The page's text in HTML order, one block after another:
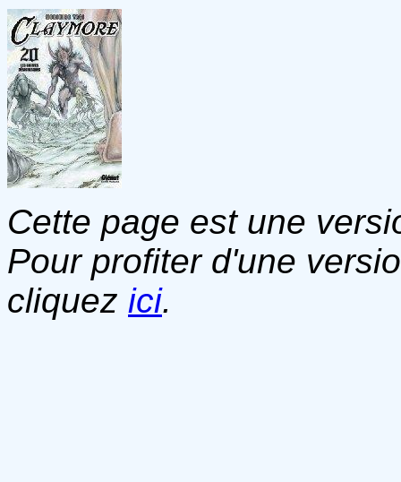
Cette page est une
Pour profiter d'une
cliquez ici.